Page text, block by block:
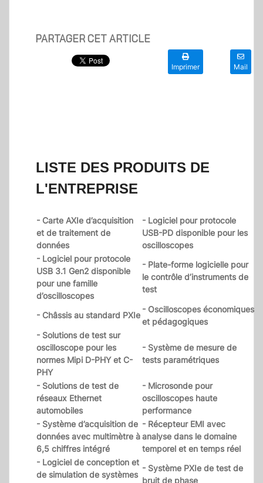
PARTAGER CET ARTICLE
Imprimer Mail
LISTE DES PRODUITS DE
L'ENTREPRISE
- Carte AXIe d’acquisition
et de traitement de
données
- Logiciel pour protocole
USB-PD disponible pour les
oscilloscopes
- Logiciel pour protocole
USB 3.1 Gen2 disponible
pour une famille
d’oscilloscopes
- Plate-forme logicielle pour
le contrôle d’instruments de
test
- Châssis au standard PXIe
- Oscilloscopes économiques
et pédagogiques
- Solutions de test sur
oscilloscope pour les
normes Mipi D-PHY et C-
PHY
- Système de mesure de
tests paramétriques
- Solutions de test de
réseaux Ethernet
automobiles
- Microsonde pour
oscilloscopes haute
performance
- Système d’acquisition de
données avec multimètre à
6,5 chiffres intégré
- Récepteur EMI avec
analyse dans le domaine
temporel et en temps réel
- Logiciel de conception et
de simulation de systèmes
- Système PXIe de test de
bruit de phase